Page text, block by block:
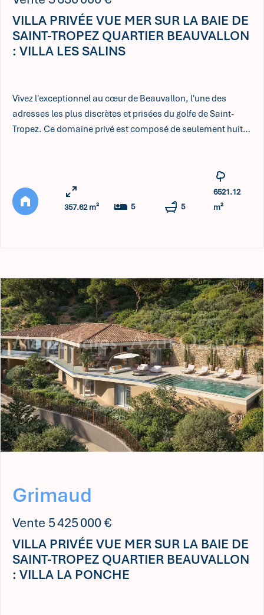
VILLA PRIVÉE VUE MER SUR LA BAIE DE
SAINT-TROPEZ QUARTIER BEAUVALLON
: VILLA LES SALINS
Vivez l'exceptionnel au cœur de Beauvallon, l'une des
adresses les plus discrètes et prisées du golfe de Saint-
Tropez. Ce domaine privé est composé de seulement huit
discrètement sur une colline arborée, pensée pour ne faire
qu ...
357.62 m² 5 5
6521.12
m²
Grimaud
Vente 5 425 000 €
VILLA PRIVÉE VUE MER SUR LA BAIE DE
SAINT-TROPEZ QUARTIER BEAUVALLON
: VILLA LA PONCHE